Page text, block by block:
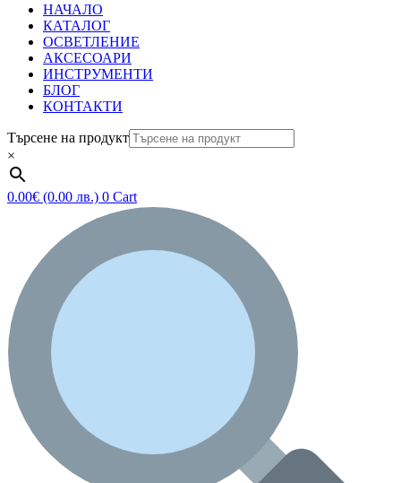
НАЧАЛО
КАТАЛОГ
ОСВЕТЛЕНИЕ
АКСЕСОАРИ
ИНСТРУМЕНТИ
БЛОГ
КОНТАКТИ
Търсене на продукт
×
0.00€ (0.00 лв.) 0 Cart